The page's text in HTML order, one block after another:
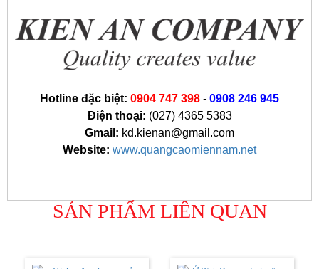
Hotline đặc biệt: 0904 747 398 - 0908 246 945
Điện thoại: (027) 4365 5383
Gmail: kd.kienan@gmail.com
Website: www.quangcaomiennam.net
SẢN PHẨM LIÊN QUAN